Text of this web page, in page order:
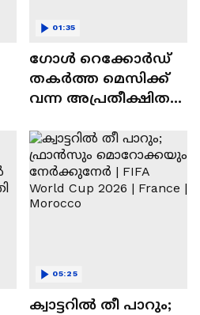
ഗോൾ റെക്കോര്‍ഡ്
തകര്‍ത്ത മെസിക്ക്
വന്ന അപ്രതീക്ഷിത
കോസ് ഫ്രണ്ട്സ്
01:35
ക്വാട്ടറിൽ തീ പാറും;
05:25